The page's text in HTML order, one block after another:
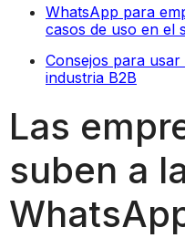
WhatsApp para
casos de uso en el
Consejos para
industria B2B
Las
suben a